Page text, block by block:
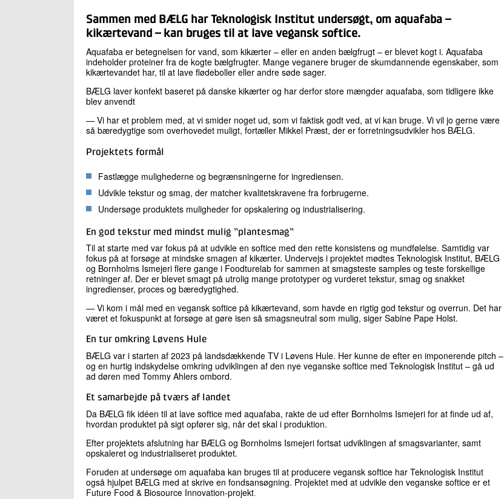
Sammen med BÆLG har Teknologisk Institut undersøgt, om aquafaba –
kikærtevand – kan bruges til at lave vegansk softice.
Aquafaba er betegnelsen for vand, som kikærter – eller en anden bælgfrugt – er blevet kogt i. Aquafaba
indeholder proteiner fra de kogte bælgfrugter. Mange veganere bruger de skumdannende egenskaber, som
kikærtevandet har, til at lave flødeboller eller andre søde sager.
BÆLG laver konfekt baseret på danske kikærter og har derfor store mængder aquafaba, som tidligere ikke
blev anvendt
— Vi har et problem med, at vi smider noget ud, som vi faktisk godt ved, at vi kan bruge. Vi vil jo gerne være
så bæredygtige som overhovedet muligt, fortæller Mikkel Præst, der er forretningsudvikler hos BÆLG.
Projektets formål
Fastlægge mulighederne og begrænsningerne for ingrediensen.
Udvikle tekstur og smag, der matcher kvalitetskravene fra forbrugerne.
Undersøge produktets muligheder for opskalering og industrialisering.
En god tekstur med mindst mulig ”plantesmag”
Til at starte med var fokus på at udvikle en softice med den rette konsistens og mundfølelse. Samtidig var
fokus på at forsøge at mindske smagen af kikærter. Undervejs i projektet mødtes Teknologisk Institut, BÆLG
og Bornholms Ismejeri flere gange i Foodturelab for sammen at smagsteste samples og teste forskellige
retninger af. Der er blevet smagt på utrolig mange prototyper og vurderet tekstur, smag og snakket
ingredienser, proces og bæredygtighed.
— Vi kom i mål med en vegansk softice på kikærtevand, som havde en rigtig god tekstur og overrun. Det har
været et fokuspunkt at forsøge at gøre isen så smagsneutral som mulig, siger Sabine Pape Holst.
En tur omkring Løvens Hule
BÆLG var i starten af 2023 på landsdækkende TV i Løvens Hule. Her kunne de efter en imponerende pitch –
og en hurtig indskydelse omkring udviklingen af den nye veganske softice med Teknologisk Institut – gå ud
ad døren med Tommy Ahlers ombord.
Et samarbejde på tværs af landet
Da BÆLG fik idéen til at lave softice med aquafaba, rakte de ud efter Bornholms Ismejeri for at finde ud af,
hvordan produktet på sigt opfører sig, når det skal i produktion.
Efter projektets afslutning har BÆLG og Bornholms Ismejeri fortsat udviklingen af smagsvarianter, samt
opskaleret og industrialiseret produktet.
Foruden at undersøge om aquafaba kan bruges til at producere vegansk softice har Teknologisk Institut
også hjulpet BÆLG med at skrive en fondsansøgning. Projektet med at udvikle den veganske softice er et
Future Food & Biosource Innovation-projekt.